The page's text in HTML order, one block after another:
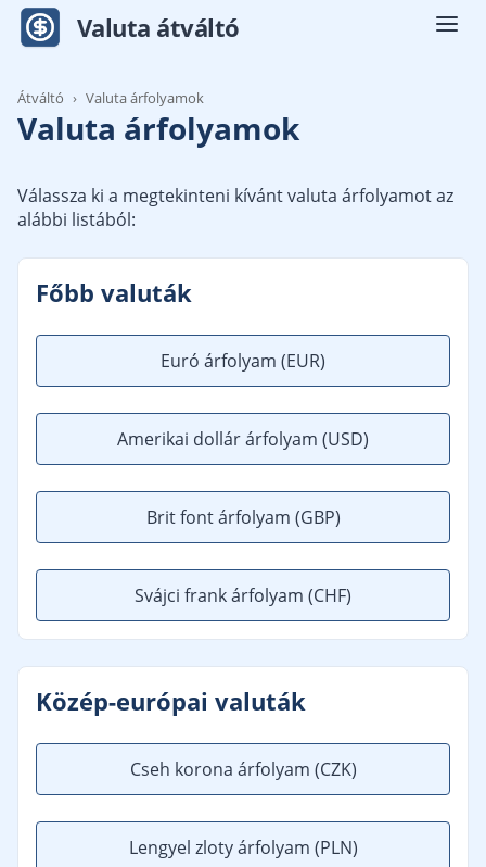
Valuta átváltó
Átváltó Valuta árfolyamok
Valuta árfolyamok
Válassza ki a megtekinteni kívánt valuta árfolyamot az
alábbi listából:
Főbb valuták
Euró árfolyam (EUR)
Amerikai dollár árfolyam (USD)
Brit font árfolyam (GBP)
Svájci frank árfolyam (CHF)
Közép-európai valuták
Cseh korona árfolyam (CZK)
Lengyel zloty árfolyam (PLN)